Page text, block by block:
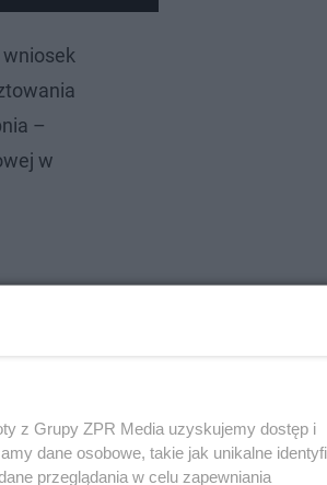
–
w
z Grupy ZPR Media uzyskujemy dostęp i
dane osobowe, takie jak unikalne
przeglądania w celu zapewniania